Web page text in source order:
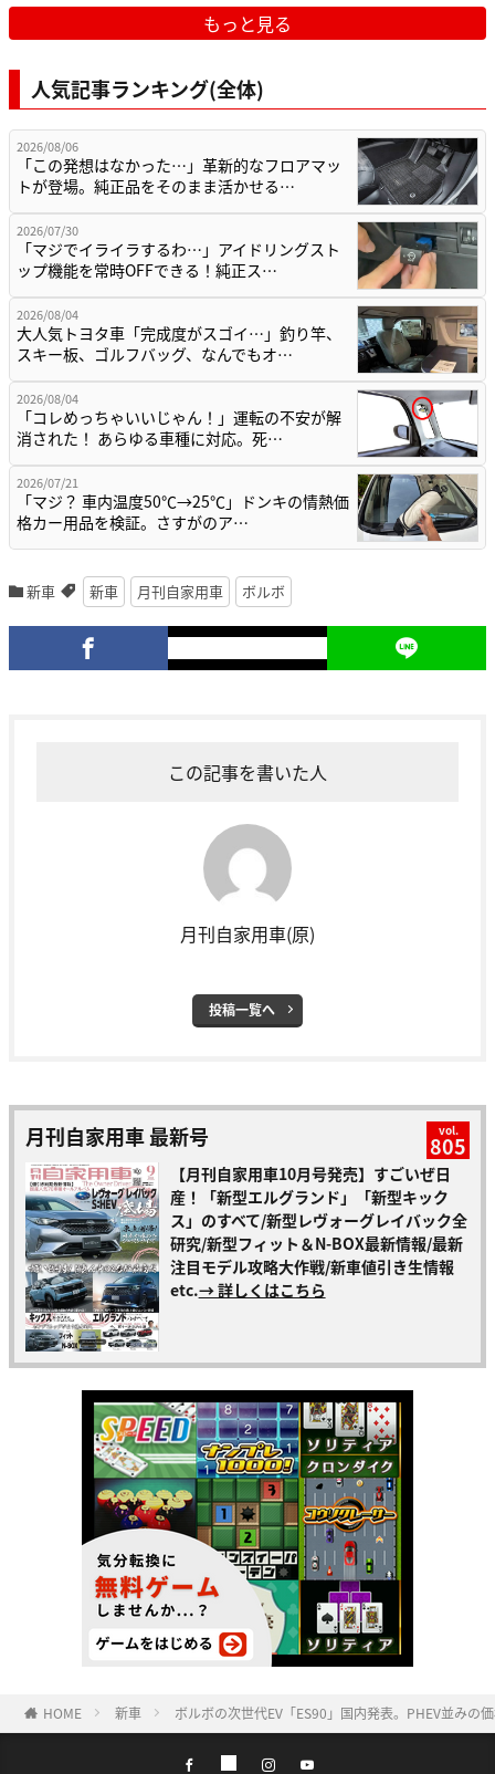
もっと見る
人気記事ランキング(全体)
2026/08/06
「この発想はなかった…」革新的なフロアマッ
トが登場。純正品をそのまま活かせる…
2026/07/30
「マジでイライラするわ…」アイドリングスト
ップ機能を常時OFFできる！純正ス…
2026/08/04
大人気トヨタ車「完成度がスゴイ…」釣り竿、
スキー板、ゴルフバッグ、なんでもオ…
2026/08/04
「コレめっちゃいいじゃん！」運転の不安が解
消された！ あらゆる車種に対応。死…
2026/07/21
「マジ？ 車内温度50℃→25℃」ドンキの情熱価
格カー用品を検証。さすがのア…
新車 新車 月刊自家用車 ボルボ
この記事を書いた人
月刊自家用車(原)
投稿一覧へ
月刊自家用車 最新号 vol.
805
【月刊自家用車10月号発売】すごいぜ日
産！「新型エルグランド」「新型キック
ス」のすべて/新型レヴォーグレイバック全
研究/新型フィット＆N-BOX最新情報/最新
注目モデル攻略大作戦/新車値引き生情報
etc.→ 詳しくはこちら
HOME 新車 ボルボの次世代EV「ES90」国内発表。PHEV並みの